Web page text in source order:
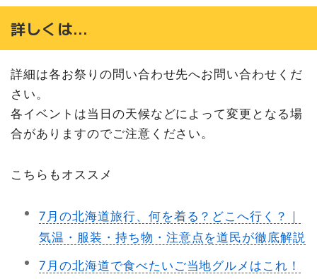
詳しくは…
詳細は各お祭りの問い合わせ先へお問い合わせくだ
さい。
各イベントは当日の天候などによって変更となる場
合がありますのでご注意ください。
こちらもオススメ
7月の北海道旅行、何を着る？どこへ行く？｜
気温・服装・持ち物・注意点を道民が徹底解説
7月の北海道で食べたいご当地グルメはこれ！